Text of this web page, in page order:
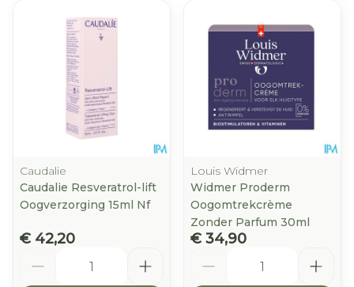
Caudalie
Caudalie Resveratrol-lift
Oogverzorging 15ml Nf
€ 42,20
Louis Widmer
Widmer Proderm
Oogomtrekcrème
Zonder Parfum 30ml
€ 34,90